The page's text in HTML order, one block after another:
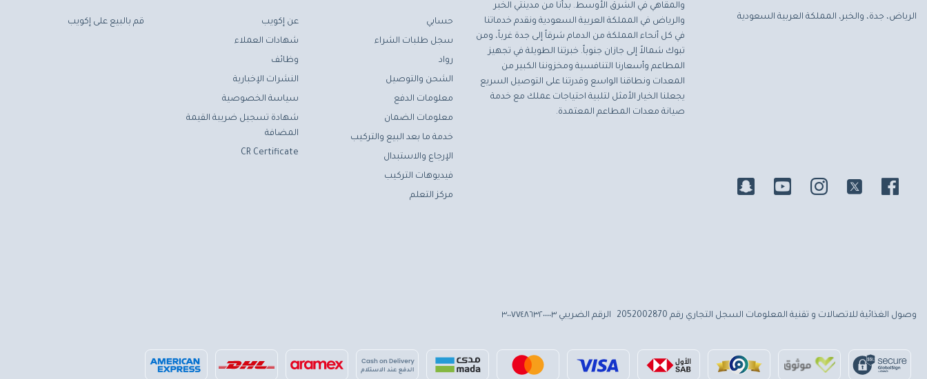
الرياض، جدة، والخبر، المملكة العربية السعودية
والمقاهي في الشرق الأوسط. بدأنا من مدينتي الخبر
والرياض في المملكة العربية السعودية ونقدم خدماتنا
في كل أنحاء المملكة من الدمام شرقاً إلى جدة غرباً، ومن
تبوك شمالاً إلى جازان جنوباً. خبرتنا الطويلة في تجهيز
المطاعم وأسعارنا التنافسية ومخزوننا الكبير من
المعدات ونطاقنا الواسع وقدرتنا على التوصيل السريع
يجعلنا الخيار الأمثل لتلبية احتياجات عملك مع خدمة
صيانة معدات المطاعم المعتمدة.
حسابي
سجل طلبات الشراء
رواد
الشحن والتوصيل
معلومات الدفع
معلومات الضمان
خدمة ما بعد البيع والتركيب
الإرجاع والاستبدال
فيديوهات التركيب
مركز التعلم
عن إكويب
شهادات العملاء
وظائف
النشرات الإخبارية
سياسة الخصوصية
شهادة تسجيل ضريبة القيمة
المضافة
CR Certificate
قم بالبيع على إكويب
وصول الغذائية للاتصالات و تقنية المعلومات السجل التجاري رقم 2052002870 الرقم الضريبي ٣٠٠٧٧٤٨٦٣٢٠٠٠٠٣